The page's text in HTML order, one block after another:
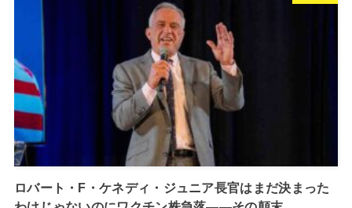
ロバート・F・ケネディ・ジュニア長官はまだ決まった